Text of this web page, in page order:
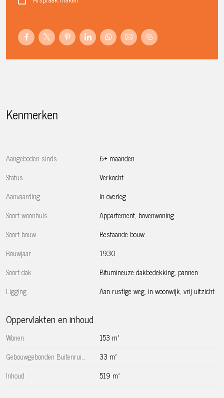
De entree van het appartement is gelegen tussen de 2e en
Bij binnenkomst word je verwelkomd door een ruim en
woonkeuken met openslaande deuren naar het balkon over
voorzien van een 5-pits gasfornuis, vaatwasser, oven,
deuren met glas-in-lood (en goede bergruimte) begeef je je
en lichte woonkamer, met ingebouwde kasten, een glazen
doorkijk naar het trappenhuis, een witgelakte houten vloer
in de straat. Een fijne zeer ruime woonkamer welke een
oase van licht en comfort is.
Via de vaste trap naar de tweede woonlaag, vierde
circa 27 m², waar je van ’s ochtends vroeg tot ’s avonds
heerlijke buitenruimte met veel privacy. De twee ruime
slaapkamers zijn goed bemeten en beschikken beiden over
gemaakte bureaus. In beide kamers is meer dan voldoende
Kenmerken
Aangeboden sinds
6+ maanden
Status
Verkocht
Aanvaarding
In overleg
Soort woonhuis
Appartement, bovenwoning
Soort bouw
Bestaande bouw
Bouwjaar
1930
Soort dak
Bitumineuze dakbedekking, pannen
Ligging
Aan rustige weg, in woonwijk, vrij uitzicht
Oppervlakten en inhoud
Wonen
153 m²
Gebouwgebonden Buitenruimte
33 m²
Inhoud
519 m³